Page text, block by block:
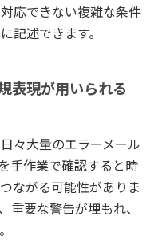
応できない複雑な条件
記述できます。
表現が用いられる
々大量のエラーメール
手作業で確認すると時
ながる可能性がありま
重要な警告が埋もれ、